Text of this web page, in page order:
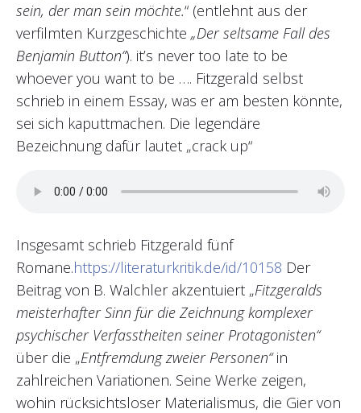
sein, der man sein möchte.“ (entlehnt aus der
verfilmten Kurzgeschichte „Der seltsame Fall des
Benjamin Button“). it’s never too late to be
whoever you want to be …. Fitzgerald selbst
schrieb in einem Essay, was er am besten könnte,
sei sich kaputtmachen. Die legendäre
Bezeichnung dafür lautet „crack up“
Insgesamt schrieb Fitzgerald fünf
Romane.https://literaturkritik.de/id/10158 Der
Beitrag von B. Walchler akzentuiert „Fitzgeralds
meisterhafter Sinn für die Zeichnung komplexer
psychischer Verfasstheiten seiner Protagonisten“
über die „Entfremdung zweier Personen“in
zahlreichen Variationen. Seine Werke zeigen,
wohin rücksichtsloser Materialismus, die Gier von